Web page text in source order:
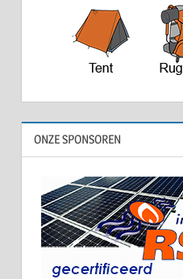
ONZE SPONSOREN